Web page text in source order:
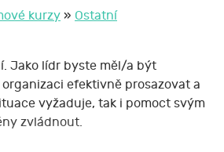
kurzy » Ostatní
Jako lídr byste měl/a být
efektivně prosazovat a
vyžaduje, tak i pomoct svým
zvládnout.